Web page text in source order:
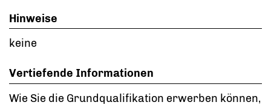
Hinweise
keine
Vertiefende Informationen
Wie Sie die Grundqualifikation erwerben können,